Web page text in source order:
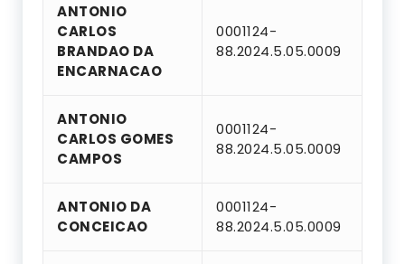
ANTONIO
CARLOS
BRANDAO DA
ENCARNACAO
0001124-
88.2024.5.05.0009
ANTONIO
CARLOS GOMES
CAMPOS
0001124-
88.2024.5.05.0009
ANTONIO DA
CONCEICAO
0001124-
88.2024.5.05.0009